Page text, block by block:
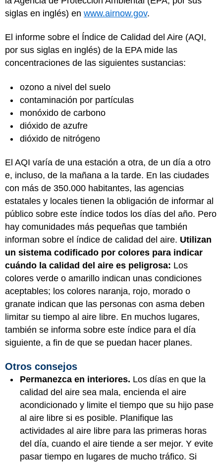
siglas en inglés) en www.airnow.gov.
El informe sobre el Índice de Calidad del Aire (AQI,
por sus siglas en inglés) de la EPA mide las
concentraciones de las siguientes sustancias:
ozono a nivel del suelo
contaminación por partículas
monóxido de carbono
dióxido de azufre
dióxido de nitrógeno
El AQI varía de una estación a otra, de un día a otro
e, incluso, de la mañana a la tarde. En las ciudades
con más de 350.000 habitantes, las agencias
estatales y locales tienen la obligación de informar al
público sobre este índice todos los días del año. Pero
hay comunidades más pequeñas que también
informan sobre el índice de calidad del aire. Utilizan
un sistema codificado por colores para indicar
cuándo la calidad del aire es peligrosa: Los
colores verde o amarillo indican unas condiciones
aceptables; los colores naranja, rojo, morado o
granate indican que las personas con asma deben
limitar su tiempo al aire libre. En muchos lugares,
también se informa sobre este índice para el día
siguiente, a fin de que se puedan hacer planes.
Otros consejos
Permanezca en interiores. Los días en que la
calidad del aire sea mala, encienda el aire
acondicionado y limite el tiempo que su hijo pase
al aire libre si es posible. Planifique las
actividades al aire libre para las primeras horas
del día, cuando el aire tiende a ser mejor. Y evite
pasar tiempo en lugares de mucho tráfico. Si